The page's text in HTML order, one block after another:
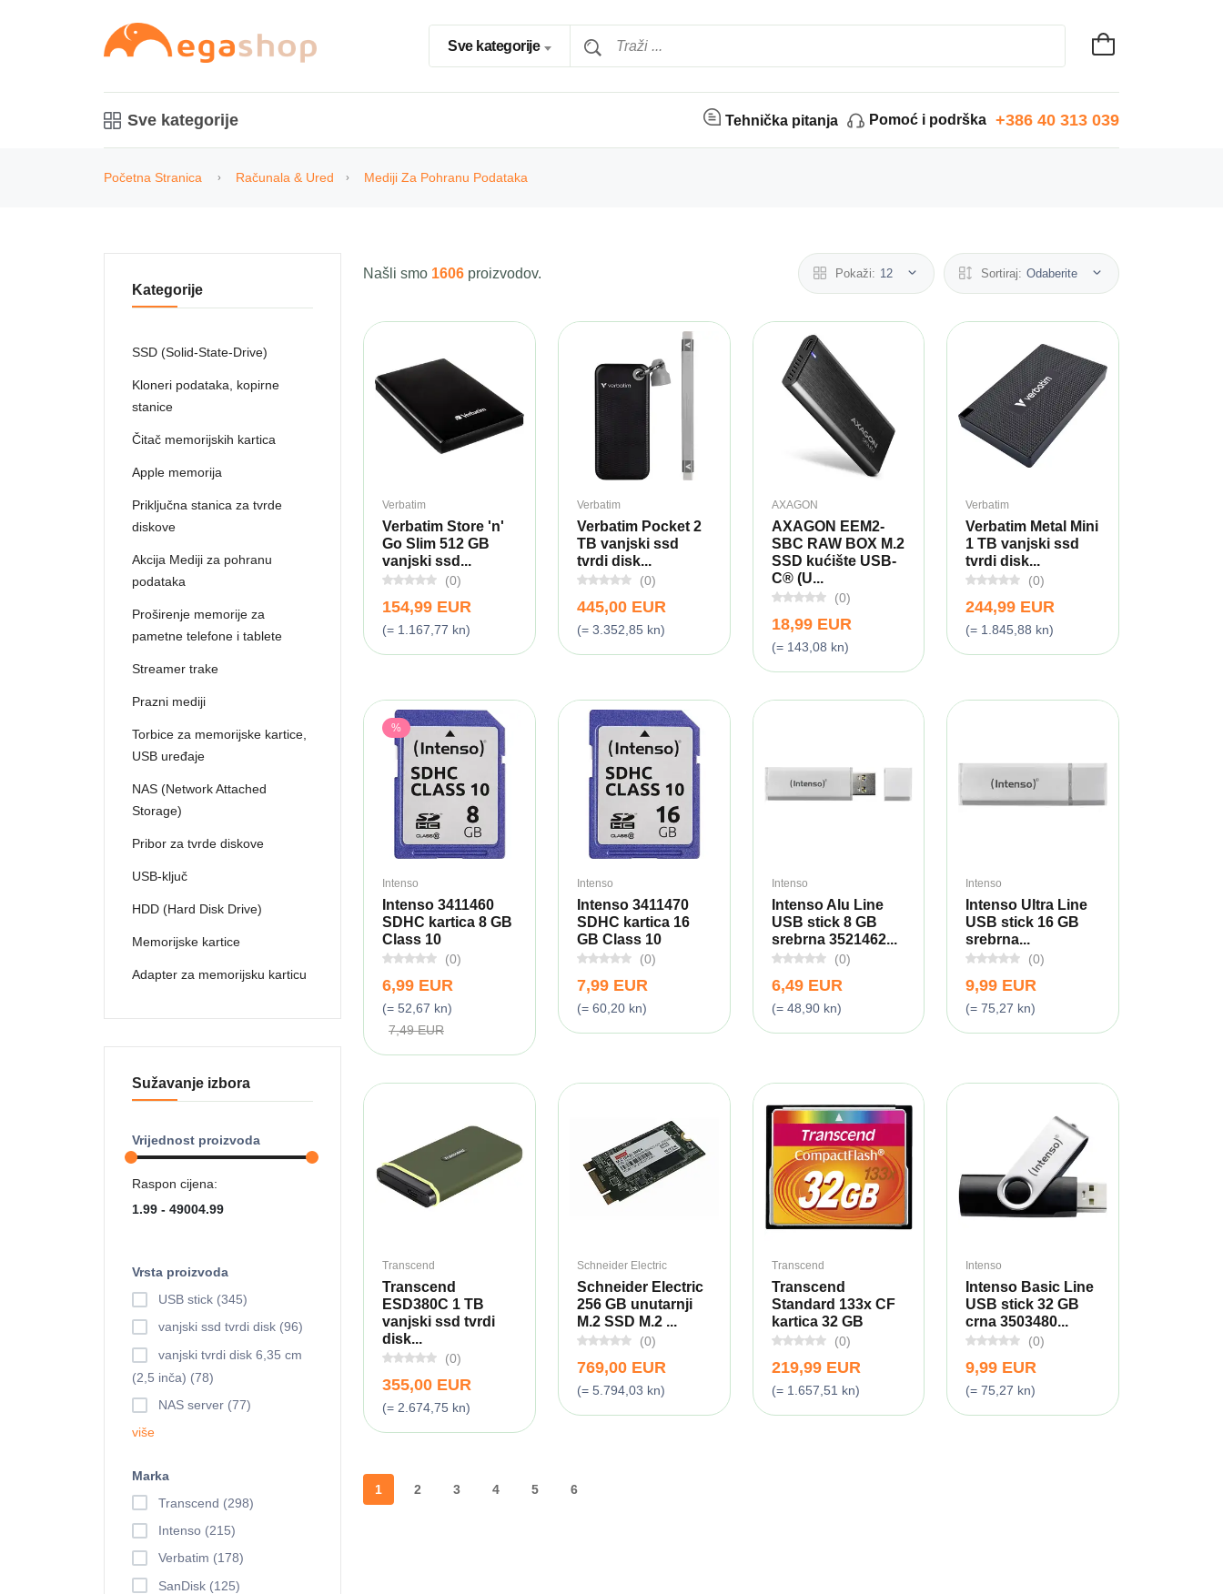
Sve kategorije
Sve kategorije Tehnička pitanja Pomoć i podrška +386 40 313 039
Početna Stranica Računala & Ured Mediji Za Pohranu Podataka
Našli smo 1606 proizvodov. Pokaži: 12 Sortiraj: Odaberite
Verbatim
Verbatim Store 'n'
Go Slim 512 GB
vanjski ssd...
(0)
154,99 EUR
(= 1.167,77 kn)
Verbatim
Verbatim Pocket 2
TB vanjski ssd
tvrdi disk...
(0)
445,00 EUR
(= 3.352,85 kn)
AXAGON
AXAGON EEM2-
SBC RAW BOX M.2
SSD kućište USB-
C® (U...
(0)
18,99 EUR
(= 143,08 kn)
Verbatim
Verbatim Metal Mini
1 TB vanjski ssd
tvrdi disk...
(0)
244,99 EUR
(= 1.845,88 kn)
%
Intenso
Intenso 3411460
SDHC kartica 8 GB
Class 10
(0)
6,99 EUR
(= 52,67 kn)
7,49 EUR
Intenso
Intenso 3411470
SDHC kartica 16
GB Class 10
(0)
7,99 EUR
(= 60,20 kn)
Intenso
Intenso Alu Line
USB stick 8 GB
srebrna 3521462...
(0)
6,49 EUR
(= 48,90 kn)
Intenso
Intenso Ultra Line
USB stick 16 GB
srebrna...
(0)
9,99 EUR
(= 75,27 kn)
Transcend
Transcend
ESD380C 1 TB
vanjski ssd tvrdi
disk...
(0)
355,00 EUR
(= 2.674,75 kn)
Schneider Electric
Schneider Electric
256 GB unutarnji
M.2 SSD M.2 ...
(0)
769,00 EUR
(= 5.794,03 kn)
Transcend
Transcend
Standard 133x CF
kartica 32 GB
(0)
219,99 EUR
(= 1.657,51 kn)
Intenso
Intenso Basic Line
USB stick 32 GB
crna 3503480...
(0)
9,99 EUR
(= 75,27 kn)
1 2 3 4 5 6
Kategorije
SSD (Solid-State-Drive)
Kloneri podataka, kopirne
stanice
Čitač memorijskih kartica
Apple memorija
Priključna stanica za tvrde
diskove
Akcija Mediji za pohranu
podataka
Proširenje memorije za
pametne telefone i tablete
Streamer trake
Prazni mediji
Torbice za memorijske kartice,
USB uređaje
NAS (Network Attached
Storage)
Pribor za tvrde diskove
USB-ključ
HDD (Hard Disk Drive)
Memorijske kartice
Adapter za memorijsku karticu
Sužavanje izbora
Vrijednost proizvoda
Raspon cijena:
Vrsta proizvoda
USB stick (345)
vanjski ssd tvrdi disk (96)
vanjski tvrdi disk 6,35 cm
(2,5 inča) (78)
NAS server (77)
više
Marka
Transcend (298)
Intenso (215)
Verbatim (178)
SanDisk (125)